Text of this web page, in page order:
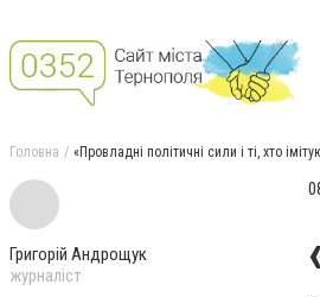
Головна «Провладні політичні сили і ті, хто
Григорій Андрощук
журналіст